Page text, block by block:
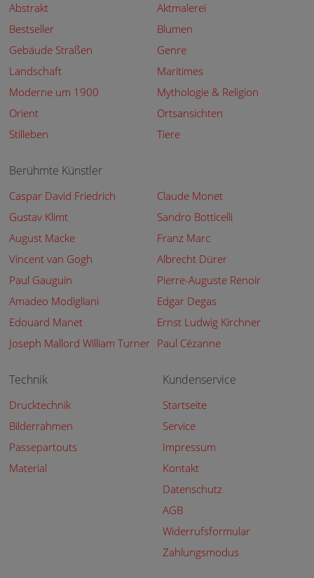
Abstrakt
Aktmalerei
Bestseller
Blumen
Gebäude Straßen
Genre
Landschaft
Maritimes
Moderne um 1900
Mythologie & Religion
Orient
Ortsansichten
Stilleben
Tiere
Berühmte Künstler
Caspar David Friedrich
Claude Monet
Gustav Klimt
Sandro Botticelli
August Macke
Franz Marc
Vincent van Gogh
Albrecht Dürer
Paul Gauguin
Pierre-Auguste Renoir
Amadeo Modigliani
Edgar Degas
Edouard Manet
Ernst Ludwig Kirchner
Joseph Mallord William Turner Paul Cézanne
Technik
Drucktechnik
Bilderrahmen
Passepartouts
Material
Kundenservice
Startseite
Service
Impressum
Kontakt
Datenschutz
AGB
Widerrufsformular
Zahlungsmodus